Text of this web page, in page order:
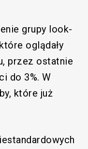
grupy look-
oglądały
przez ostatnie
do 3%. W
które już